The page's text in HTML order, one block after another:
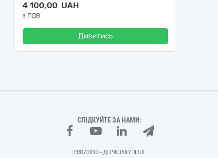
4 100,00 UAH
з ПДВ
Дивитись
СЛІДКУЙТЕ ЗА НАМИ:
PROZORRO - ДЕРЖЗАКУПІВЛІ